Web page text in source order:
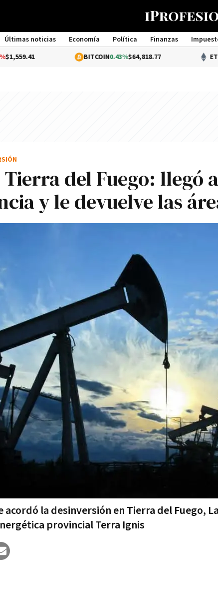
Últimas noticias Economía Política Finanzas
Management
BITCOIN0.43%$64,818.77 ETHEREUM
Tierra del Fuego: llegó
y le devuelve las
la desinversión en Tierra del Fuego,
provincial Terra Ignis